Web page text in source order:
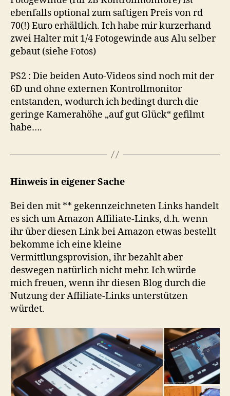
ebenfalls optional zum saftigen Preis von rd
70(!) Euro erhältlich. Ich habe mir kurzerhand
zwei Halter mit 1/4 Fotogewinde aus Alu selber
gebaut (siehe Fotos)
PS2 : Die beiden Auto-Videos sind noch mit der
6D und ohne externen Kontrollmonitor
entstanden, wodurch ich bedingt durch die
geringe Kamerahöhe „auf gut Glück“ gefilmt
habe….
Hinweis in eigener Sache
Bei den mit ** gekennzeichneten Links handelt
es sich um Amazon Affiliate-Links, d.h. wenn
ihr über diesen Link bei Amazon etwas bestellt
bekomme ich eine kleine
Vermittlungsprovision, ihr bezahlt aber
deswegen natürlich nicht mehr. Ich würde
mich freuen, wenn ihr diesen Blog durch die
Nutzung der Affiliate-Links unterstützen
würdet.